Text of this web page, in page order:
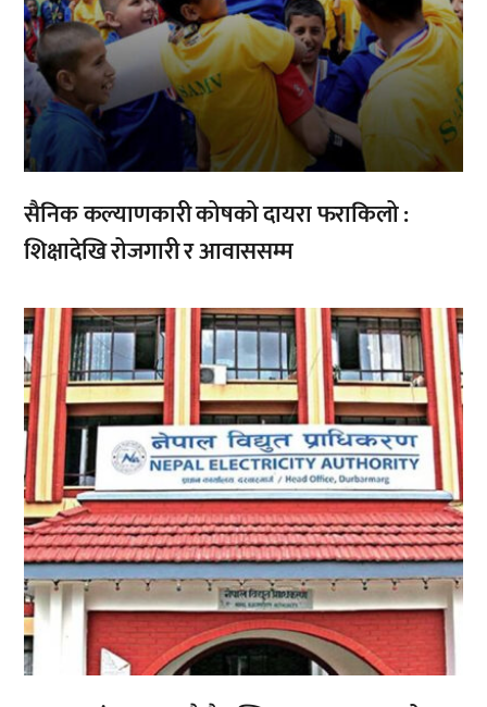
सैनिक कल्याणकारी कोषको दायरा फराकिलो :
शिक्षादेखि रोजगारी र आवाससम्म
,